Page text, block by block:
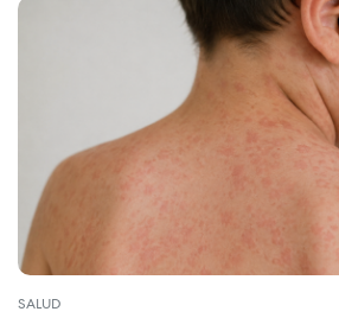
SALUD